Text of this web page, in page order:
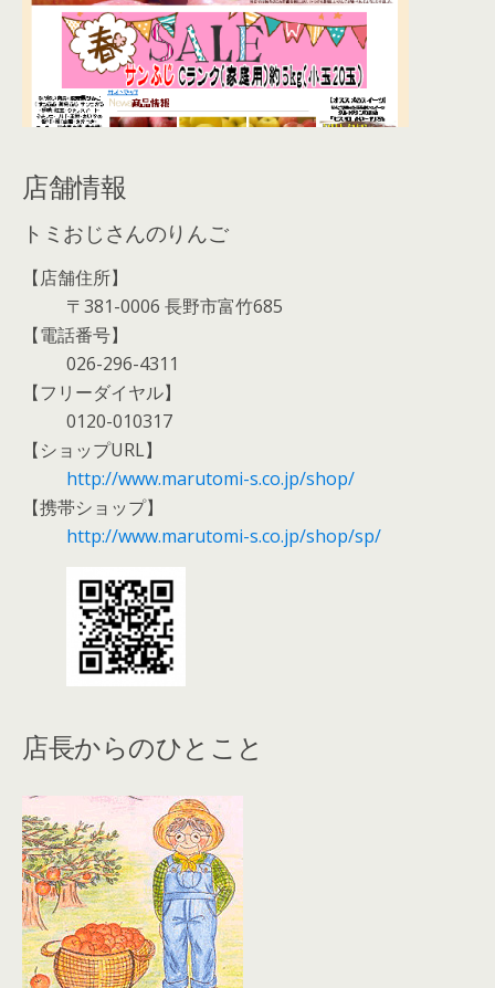
店舗情報
トミおじさんのりんご
【店舗住所】
〒381-0006 長野市富竹685
【電話番号】
026-296-4311
【フリーダイヤル】
0120-010317
【ショップURL】
http://www.marutomi-s.co.jp/shop/
【携帯ショップ】
http://www.marutomi-s.co.jp/shop/sp/
店長からのひとこと